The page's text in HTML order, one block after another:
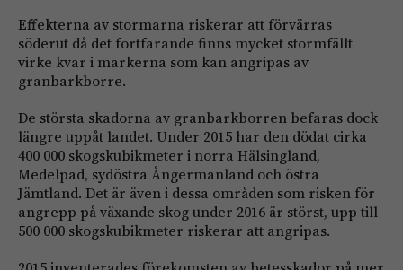
Effekterna av stormarna riskerar att förvärras
söderut då det fortfarande finns mycket stormfällt
virke kvar i markerna som kan angripas av
granbarkborre.
De största skadorna av granbarkborren befaras dock
längre uppåt landet. Under 2015 har den dödat cirka
400 000 skogskubikmeter i norra Hälsingland,
Medelpad, sydöstra Ångermanland och östra
Jämtland. Det är även i dessa områden som risken för
angrepp på växande skog under 2016 är störst, upp till
500 000 skogskubikmeter riskerar att angripas.